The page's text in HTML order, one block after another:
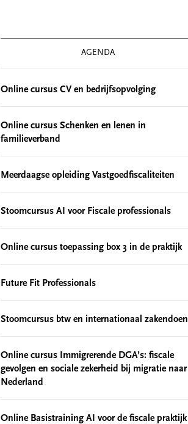
AGENDA
Online cursus CV en bedrijfsopvolging
Online cursus Schenken en lenen in
familieverband
Meerdaagse opleiding Vastgoedfiscaliteiten
Stoomcursus AI voor Fiscale professionals
Online cursus toepassing box 3 in de praktijk
Future Fit Professionals
Stoomcursus btw en internationaal zakendoen
Online cursus Immigrerende DGA’s: fiscale
gevolgen en sociale zekerheid bij migratie naar
Nederland
Online Basistraining AI voor de fiscale praktijk